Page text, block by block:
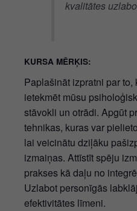
kvalitātes
KURSA MĒRĶIS:
Paplašināt izpratni par to,
ietekmēt mūsu
stāvokli un otrādi. Apgūt
tehnikas, kuras var
lai veicinātu dziļāku
izmaiņas. Attīstīt spēju
prakses kā daļu no
Uzlabot personīgās
efektivitātes līmeni.